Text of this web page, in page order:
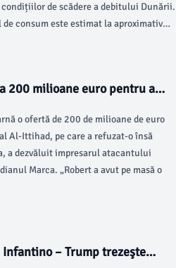
condițiilor de scădere a debitului Dunării.
consum este estimat la aproximativ
200 milioane euro pentru a
o ofertă de 200 de milioane de euro
Al-Ittihad, pe care a refuzat-o însă
a dezvăluit impresarul atacantului
Marca. „Robert a avut pe masă o
– Trump trezeşte